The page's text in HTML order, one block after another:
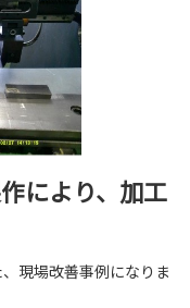
により、加工
現場改善事例になりま